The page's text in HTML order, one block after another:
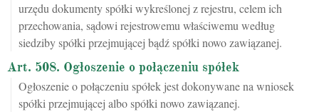
urzędu dokumenty spółki wykreślonej z rejestru, celem ich
przechowania, sądowi rejestrowemu właściwemu według
siedziby spółki przejmującej bądź spółki nowo zawiązanej.
Art. 508. Ogłoszenie o połączeniu spółek
Ogłoszenie o połączeniu spółek jest dokonywane na wniosek
spółki przejmującej albo spółki nowo zawiązanej.